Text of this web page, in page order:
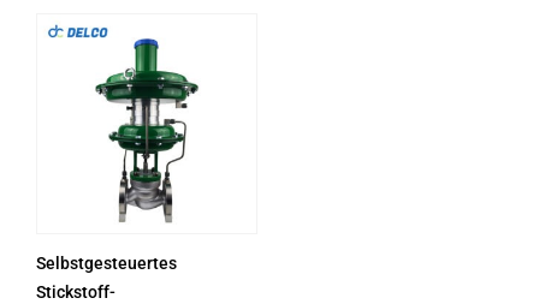
Selbstgesteuertes
Stickstoff-